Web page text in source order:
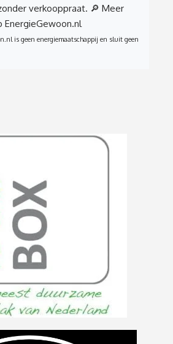
verkooppraat. 🔎 Meer
EnergieGewoon.nl
is geen energiemaatschappij en sluit geen